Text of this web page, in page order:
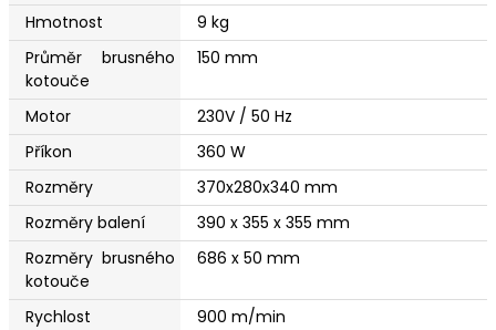
Hmotnost
9 kg
Průměr brusného
kotouče
150 mm
Motor
230V / 50 Hz
Příkon
360 W
Rozměry
370x280x340 mm
Rozměry balení
390 x 355 x 355 mm
Rozměry brusného
kotouče
686 x 50 mm
Rychlost
900 m/min